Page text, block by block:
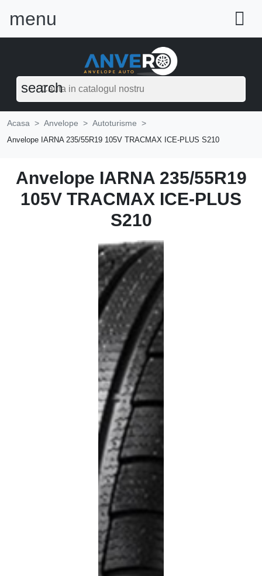
menu 
search
Acasa Anvelope Autoturisme
Anvelope IARNA 235/55R19 105V TRACMAX ICE-PLUS S210
Anvelope IARNA 235/55R19
105V TRACMAX ICE-PLUS
S210